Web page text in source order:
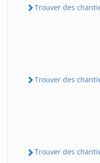
Trouver des
Trouver des
Trouver des